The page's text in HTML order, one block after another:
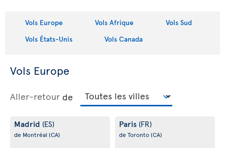
Vols Europe Vols Afrique
Vols Sud
Vols États-Unis
Vols Canada
Vols Europe
Aller-retour de
Madrid (ES)
de Montréal (CA)
Paris (FR)
de Toronto(CA)